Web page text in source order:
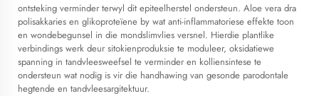
ontsteking verminder terwyl dit epiteelherstel ondersteun. Aloe vera dra
polisakkaries en glikoproteïene by wat anti-inflammatoriese effekte toon
en wondebegunsel in die mondslimvlies versnel. Hierdie plantlike
verbindings werk deur sitokienproduksie te moduleer, oksidatiewe
spanning in tandvleesweefsel te verminder en kolliensintese te
ondersteun wat nodig is vir die handhawing van gesonde parodontale
hegtende en tandvleesargitektuur.